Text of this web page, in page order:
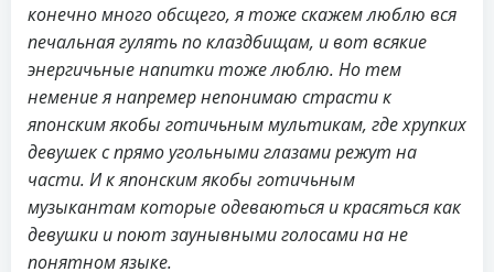
конечно много обсщего, я тоже скажем люблю вся
печальная гулять по клаздбищам, и вот всякие
энергичьные напитки тоже люблю. Но тем
немение я напремер непонимаю страсти к
японским якобы готичьным мультикам, где хрупких
девушек с прямо угольными глазами режут на
части. И к японским якобы готичьным
музыкантам которые одеваються и красяться как
девушки и поют заунывными голосами на не
понятном языке.